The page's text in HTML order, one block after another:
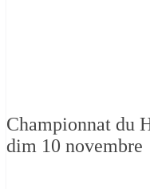
Championnat du
dim 10 novembre